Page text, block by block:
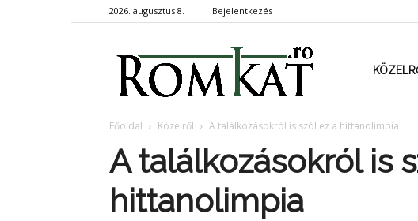
2026. augusztus 8. Bejelentkezés
RomKat.ro
Főoldal Közelről A találkozásokról is szól ez a hittanolimpia
A találkozásokról is
hittanolimpia